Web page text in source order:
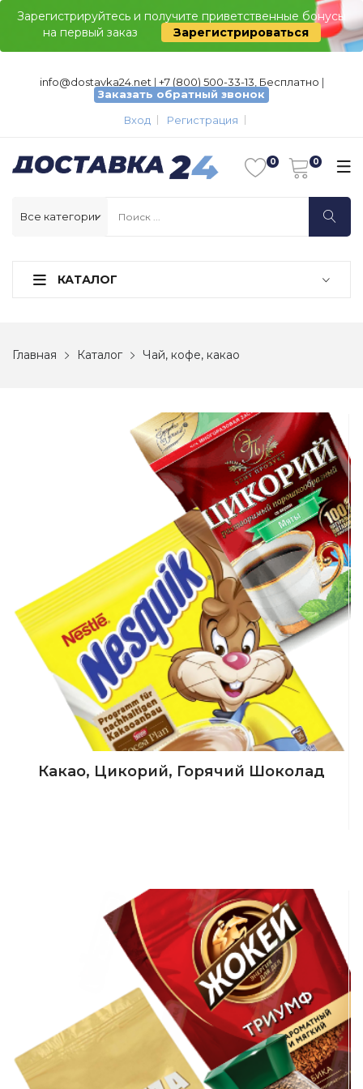
Зарегистрируйтесь и получите приветственные бонусы
на первый заказ
Зарегистрироваться
info@dostavka24.net | +7 (800) 500-33-13, Бесплатно |
Заказать обратный звонок
Вход
Регистрация
КАТАЛОГ
Главная Каталог Чай, кофе, какао
Какао, Цикорий, Горячий Шоколад